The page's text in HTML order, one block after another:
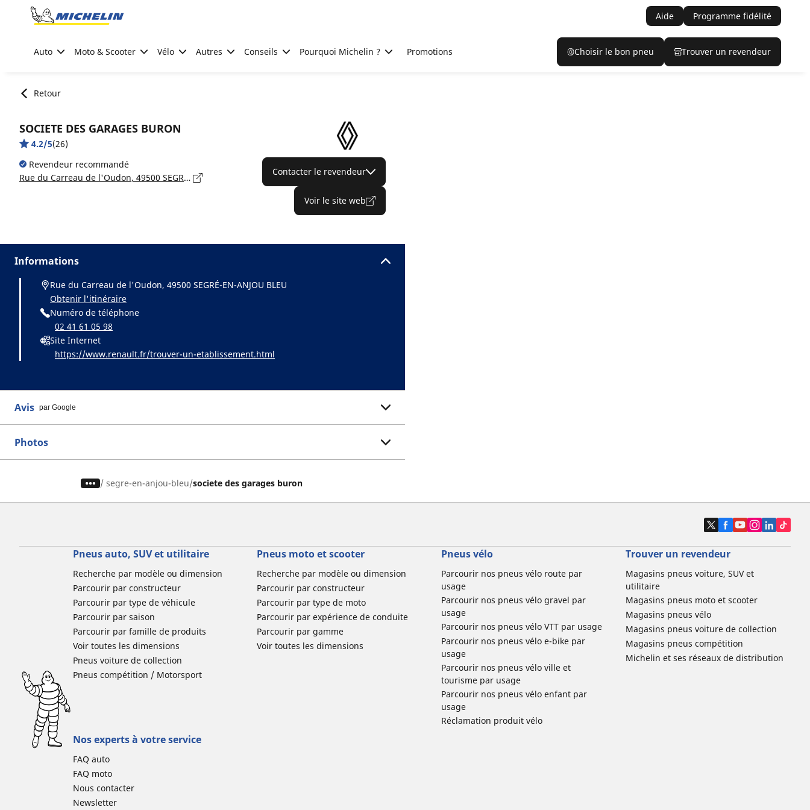
Go to page content
Aide Programme fidélité
Auto Moto & Scooter Vélo Autres Conseils Pourquoi Michelin ? Promotions Choisir le bon pneu Trouver un revendeur
Retour
SOCIETE DES GARAGES BURON
4.2/5(26)
Revendeur recommandé
Rue du Carreau de l'Oudon, 49500 SEGRÉ-EN-ANJOU BLEU
Contacter le revendeur
Voir le site web
Informations
Rue du Carreau de l'Oudon, 49500 SEGRÉ-EN-ANJOU BLEU
Obtenir l'itinéraire
Numéro de téléphone
02 41 61 05 98
Site Internet
https://www.renault.fr/trouver-un-etablissement.html
Avis par Google
Photos
/ segre-en-anjou-bleu societe des garages buron
Pneus auto, SUV et utilitaire
Recherche par modèle ou dimension
Parcourir par constructeur
Parcourir par type de véhicule
Parcourir par saison
Parcourir par famille de produits
Voir toutes les dimensions
Pneus voiture de collection
Pneus compétition / Motorsport
Pneus moto et scooter
Recherche par modèle ou dimension
Parcourir par constructeur
Parcourir par type de moto
Parcourir par expérience de conduite
Parcourir par gamme
Voir toutes les dimensions
Pneus vélo
Parcourir nos pneus vélo route par
usage
Parcourir nos pneus vélo gravel par
usage
Parcourir nos pneus vélo VTT par usage
Parcourir nos pneus vélo e-bike par
usage
Parcourir nos pneus vélo ville et
tourisme par usage
Parcourir nos pneus vélo enfant par
usage
Réclamation produit vélo
Trouver un revendeur
Magasins pneus voiture, SUV et
utilitaire
Magasins pneus moto et scooter
Magasins pneus vélo
Magasins pneus voiture de collection
Magasins pneus compétition
Michelin et ses réseaux de distribution
Nos experts à votre service
FAQ auto
FAQ moto
Nous contacter
Newsletter